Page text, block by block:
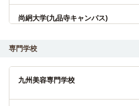
尚絅大学(九品寺キャンパス)
九州ルーテル学院大学
熊本大学(薬学部キャンパス)
専門学校
九州美容専門学校